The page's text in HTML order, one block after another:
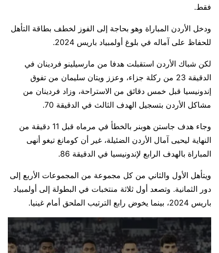
فقط.
ودخل الأردن المباراة وهو بحاجة إلى الفوز لخطف بطاقة التأهل
للحفاظ على آماله في بلوغ أولمبياد باريس 2024.
لكن شباك الأردن استقبلت هدفا من مارسيلينو فردينان في
الدقيقة 23 من ركلة جزاء، وعزز ويتان سليمان من تفوق
إندونيسيا قبل خمس دقائق من الاستراحة، وزاد فردينان من
مشاكل الأردن بتسجيل الهدف الثالث في الدقيقة 70.
وجاء هدف جاستن هوبنر بالخطأ في مرماه قبل 11 دقيقة من
النهاية ليحيى آمال الأردن الضئيلة، غير أن كومانغ تيغو أنهى
المباراة بالهدف الرابع لإندونيسيا في الدقيقة 86.
ويتأهل الأول والثاني من كل مجموعة من المجموعات الأربع إلى
دور الثمانية. وتصعد أول ثلاثة منتخبات في البطولة إلى أولمبياد
باريس 2024، بينما يخوض رابع الترتيب الملحق أمام غينيا.